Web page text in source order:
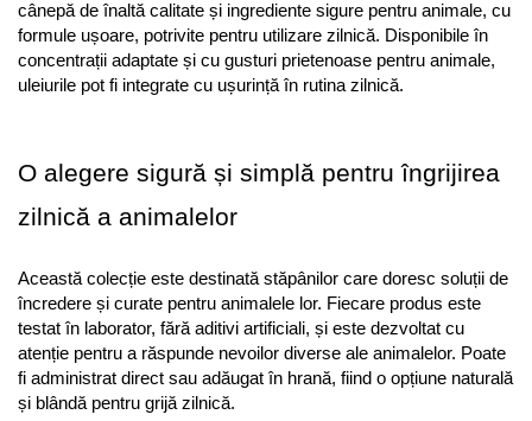
cânepă de înaltă calitate și ingrediente sigure pentru animale, cu
formule ușoare, potrivite pentru utilizare zilnică. Disponibile în
concentrații adaptate și cu gusturi prietenoase pentru animale,
uleiurile pot fi integrate cu ușurință în rutina zilnică.
O alegere sigură și simplă pentru îngrijirea
zilnică a animalelor
Această colecție este destinată stăpânilor care doresc soluții de
încredere și curate pentru animalele lor. Fiecare produs este
testat în laborator, fără aditivi artificiali, și este dezvoltat cu
atenție pentru a răspunde nevoilor diverse ale animalelor. Poate
fi administrat direct sau adăugat în hrană, fiind o opțiune naturală
și blândă pentru grijă zilnică.